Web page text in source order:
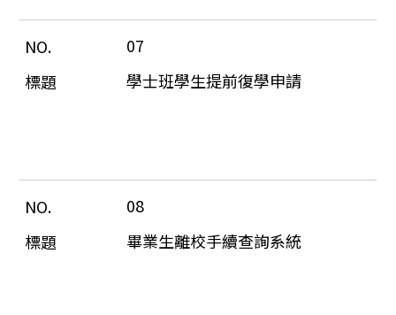
07
學士班學生提前復學申請
08
畢業生離校手續查詢系統